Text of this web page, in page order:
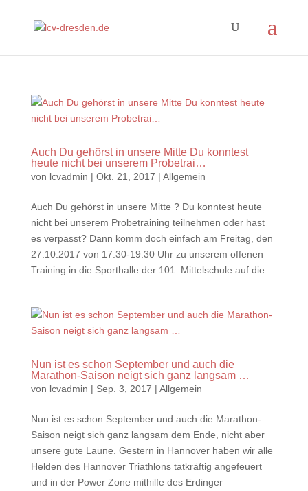
Auch Du gehörst in unsere Mitte Du konntest
heute nicht bei unserem Probetrai…
von lcvadmin | Okt. 21, 2017 | Allgemein
Auch Du gehörst in unsere Mitte ? Du konntest heute
nicht bei unserem Probetraining teilnehmen oder hast
es verpasst? Dann komm doch einfach am Freitag, den
27.10.2017 von 17:30-19:30 Uhr zu unserem offenen
Training in die Sporthalle der 101. Mittelschule auf die...
Nun ist es schon September und auch die
Marathon-Saison neigt sich ganz langsam …
von lcvadmin | Sep. 3, 2017 | Allgemein
Nun ist es schon September und auch die Marathon-
Saison neigt sich ganz langsam dem Ende, nicht aber
unsere gute Laune. Gestern in Hannover haben wir alle
Helden des Hannover Triathlons tatkräftig angefeuert
und in der Power Zone mithilfe des Erdinger